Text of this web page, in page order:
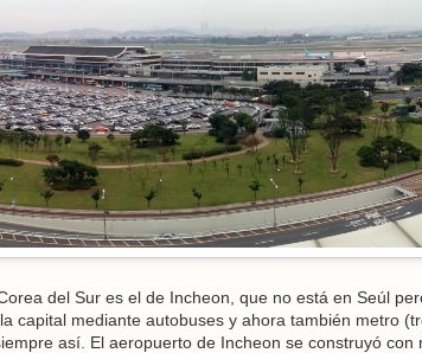
del Sur es el de Incheon, que no está en Seúl
capital mediante autobuses y ahora también metro
así. El aeropuerto de Incheon se construyó con